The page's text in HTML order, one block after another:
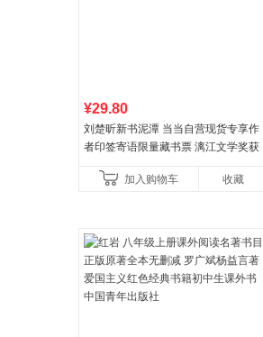
¥29.80
刘楚昕新书泥潭 当当自营现货专享作
者印签寄语限量藏书票 漓江文学奖获
加入购物车 收藏